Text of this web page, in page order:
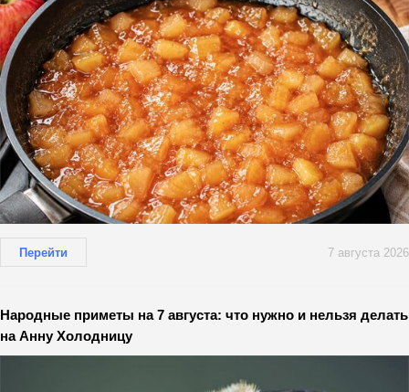
Перейти 7 августа 2026
Народные приметы на 7 августа: что нужно и нельзя делать
на Анну Холодницу